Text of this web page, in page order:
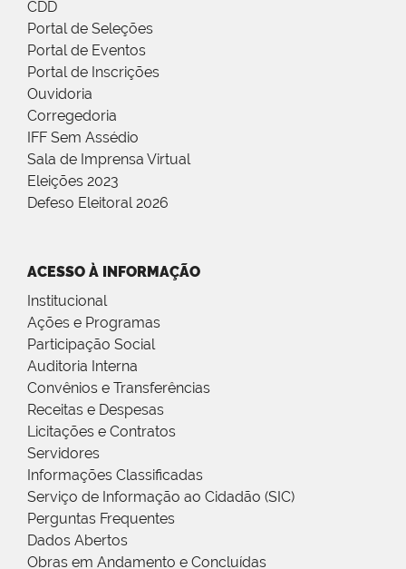
CDD
Portal de Seleções
Portal de Eventos
Portal de Inscrições
Ouvidoria
Corregedoria
IFF Sem Assédio
Sala de Imprensa Virtual
Eleições 2023
Defeso Eleitoral 2026
ACESSO À INFORMAÇÃO
Institucional
Ações e Programas
Participação Social
Auditoria Interna
Convênios e Transferências
Receitas e Despesas
Licitações e Contratos
Servidores
Informações Classificadas
Serviço de Informação ao Cidadão (SIC)
Perguntas Frequentes
Dados Abertos
Obras em Andamento e Concluídas